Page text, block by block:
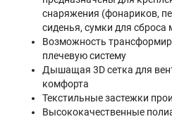
снаряжения (фонариков,
сиденья, сумки для сброса
Возможность
плечевую систему
Дышащая 3D сетка для
комфорта
Текстильные застежки
Высококачественные